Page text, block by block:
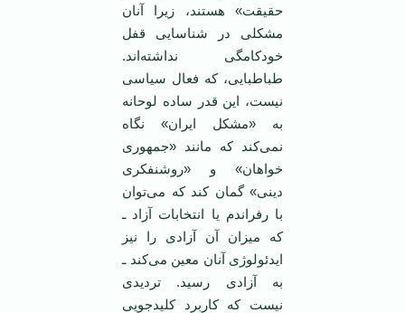
حقیقت» هستند، زیرا آنان
مشکلی در شناسایی قفل
خودکامگی نداشته‌اند.
طباطبایی، که فعال سیاسی
نیست، این قدر ساده لوحانه
به «مشکل ایران» نگاه
نمی‌کند که مانند «جمهوری
خواهان» و «روشنفکری
دینی» گمان کند که می‌توان
با رفراندم یا انتخابات آزاد ـ
که میزان آن آزادی را نیز
ایدئولوژی آنان معین می‌کند ـ
به آزادی رسید. تردیدی
نیست که کاربرد کلیدجویی